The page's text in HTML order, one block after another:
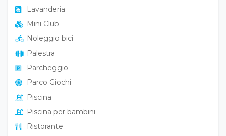
Lavanderia
Mini Club
Noleggio bici
Palestra
Parcheggio
Parco Giochi
Piscina
Piscina per bambini
Ristorante